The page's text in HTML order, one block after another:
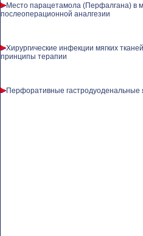
Место парацетамола (Перфалгана) в
послеоперационной аналгезии
Хирургические инфекции мягких
принципы терапии
Перфоративные гастродуоденальные